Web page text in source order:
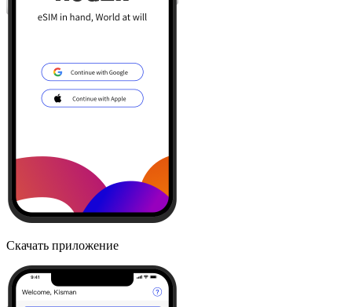
Скачать приложение